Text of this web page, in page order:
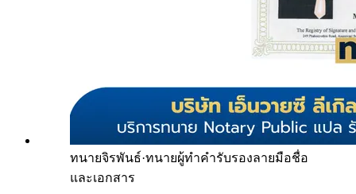
ทนายจิรพันธ์·ทนายผู้ทำคำรับรองลายมือชื่อ
และเอกสาร